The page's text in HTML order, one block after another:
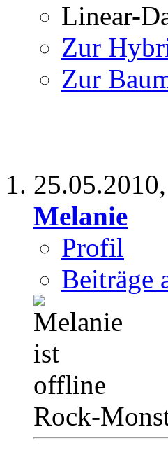
Linear-
Zur
Zur
25.05.2010,
Melanie
Profil
Beiträge
Rock-